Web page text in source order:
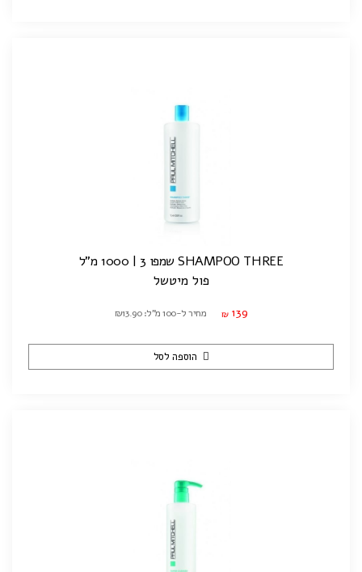
SHAMPOO THREE שמפו 3 | 1000 מ"ל
פול מיטשל
₪ 139 מחיר ל-100 מ"ל: ₪13.90
הוספה לסל